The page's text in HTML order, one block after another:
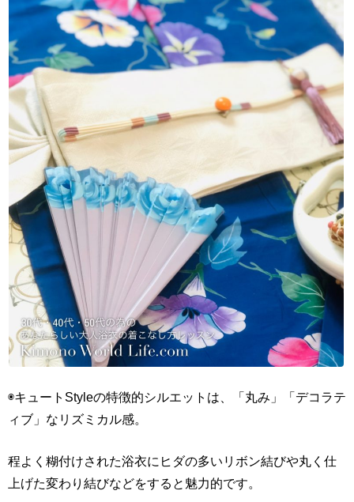
◉キュートStyleの特徴的シルエットは、「丸み」「デコラテ
ィブ」なリズミカル感。
程よく糊付けされた浴衣にヒダの多いリボン結びや丸く仕
上げた変わり結びなどをすると魅力的です。